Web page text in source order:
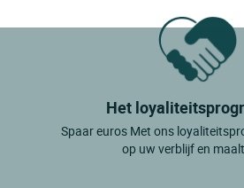
Het
Spaar euros Met ons
op uw verblijf en